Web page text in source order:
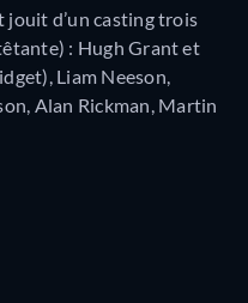
jouit d’un casting trois
: Hugh Grant et
Liam Neeson,
Alan Rickman, Martin